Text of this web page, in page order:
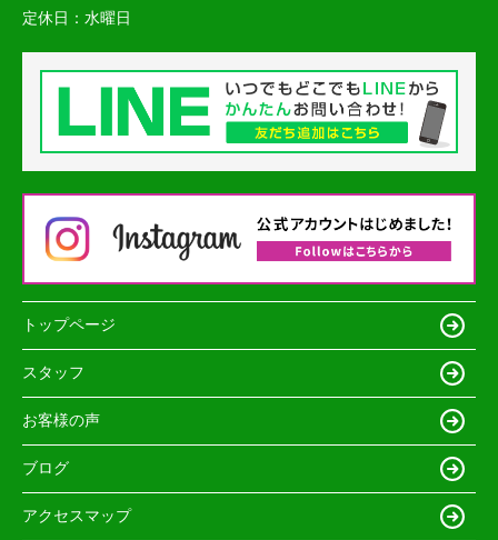
定休日： 水曜日
トップページ
スタッフ
お客様の声
ブログ
アクセスマップ